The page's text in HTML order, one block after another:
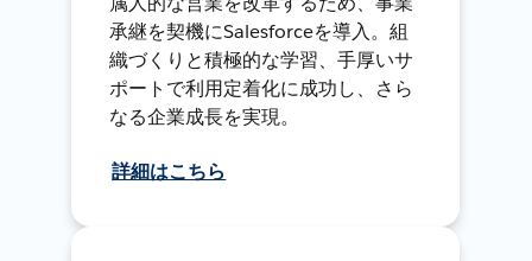
承継を契機にSalesforceを導入。組
織づくりと積極的な学習、手厚いサ
ポートで利用定着化に成功し、さら
なる企業成長を実現。
詳細はこちら